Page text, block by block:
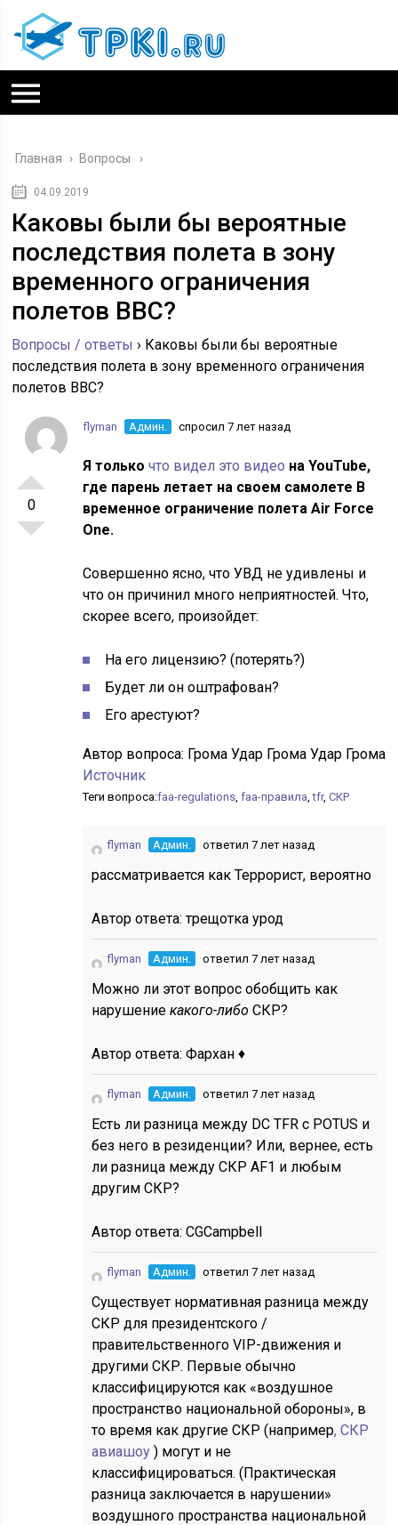
Главная › Вопросы
04.09.2019
Каковы были бы вероятные
последствия полета в зону
временного ограничения
полетов ВВС?
Вопросы / ответы › Каковы были бы вероятные
последствия полета в зону временного ограничения
полетов ВВС?
0
flyman Админ. спросил 7 лет назад
Я толькочто видел это видео на YouTube,
где парень летает на своем самолете В
временное ограничение полета Air Force
One.
Совершенно ясно, что УВД не удивлены и
что он причинил много неприятностей. Что,
скорее всего, произойдет:
На его лицензию? (потерять?)
Будет ли он оштрафован?
Его арестуют?
Автор вопроса: Грома Удар Грома Удар Грома
Источник
Теги вопроса:faa-regulations,faa-правила,tfr,СКР
flyman Админ. ответил 7 лет назад
рассматривается как Террорист, вероятно
Автор ответа:трещотка урод
flyman Админ. ответил 7 лет назад
Можно ли этот вопрос обобщить как
нарушениекакого-либоСКР?
Автор ответа:Фархан ♦
flyman Админ. ответил 7 лет назад
Есть ли разница между DC TFR с POTUS и
без него в резиденции? Или, вернее, есть
ли разница между СКР AF1 и любым
другим СКР?
Автор ответа:CGCampbell
flyman Админ. ответил 7 лет назад
Существует нормативная разница между
СКР для президентского /
правительственного VIP-движения и
другими СКР. Первые обычно
классифицируются как «воздушное
пространство национальной обороны», в
то время как другие СКР (например, СКР
авиашоу) могут и не
классифицироваться. (Практическая
разница заключается в нарушении»
воздушного пространства национальной